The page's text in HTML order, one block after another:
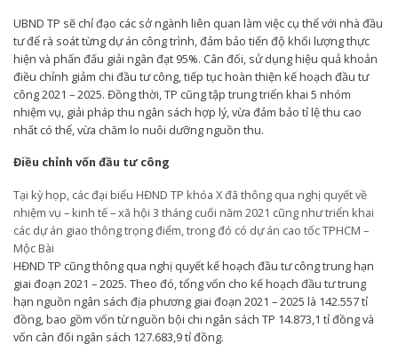
UBND TP sẽ chỉ đạo các sở ngành liên quan làm việc cụ thể với nhà đầu
tư để rà soát từng dự án công trình, đảm bảo tiến độ khối lượng thực
hiện và phấn đấu giải ngân đạt 95%. Cân đối, sử dụng hiệu quả khoản
điều chỉnh giảm chi đầu tư công, tiếp tục hoàn thiện kế hoạch đầu tư
công 2021 – 2025. Đồng thời, TP cũng tập trung triển khai 5 nhóm
nhiệm vụ, giải pháp thu ngân sách hợp lý, vừa đảm bảo tỉ lệ thu cao
nhất có thể, vừa chăm lo nuôi dưỡng nguồn thu.
Điều chỉnh vốn đầu tư công
Tại kỳ họp, các đại biểu HĐND TP khóa X đã thông qua nghị quyết về
nhiệm vụ – kinh tế – xã hội 3 tháng cuối năm 2021 cũng như triển khai
các dự án giao thông trọng điểm, trong đó có dự án cao tốc TPHCM –
Mộc Bài
HĐND TP cũng thông qua nghị quyết kế hoạch đầu tư công trung hạn
giai đoạn 2021 – 2025. Theo đó, tổng vốn cho kế hoạch đầu tư trung
hạn nguồn ngân sách địa phương giai đoạn 2021 – 2025 là 142.557 tỉ
đồng, bao gồm vốn từ nguồn bội chi ngân sách TP 14.873,1 tỉ đồng và
vốn cân đối ngân sách 127.683,9 tỉ đồng.